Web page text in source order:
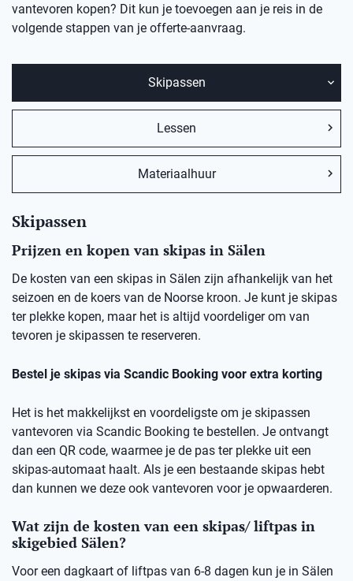
vantevoren kopen? Dit kun je toevoegen aan je reis in de
volgende stappen van je offerte-aanvraag.
Skipassen
Lessen
Materiaalhuur
Skipassen
Prijzen en kopen van skipas in Sälen
De kosten van een skipas in Sälen zijn afhankelijk van het
seizoen en de koers van de Noorse kroon. Je kunt je skipas
ter plekke kopen, maar het is altijd voordeliger om van
tevoren je skipassen te reserveren.
Bestel je skipas via Scandic Booking voor extra korting
Het is het makkelijkst en voordeligste om je skipassen
vantevoren via Scandic Booking te bestellen. Je ontvangt
dan een QR code, waarmee je de pas ter plekke uit een
skipas-automaat haalt. Als je een bestaande skipas hebt
dan kunnen we deze ook vantevoren voor je opwaarderen.
Wat zijn de kosten van een skipas/ liftpas in
skigebied Sälen?
Voor een dagkaart of liftpas van 6-8 dagen kun je in Sälen